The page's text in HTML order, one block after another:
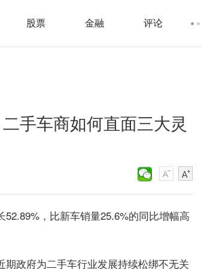
股票 金融 评论
手车商如何直面三大灵
，比新车销量25.6%的同比增幅高
政府为二手车行业发展持续松绑不无关